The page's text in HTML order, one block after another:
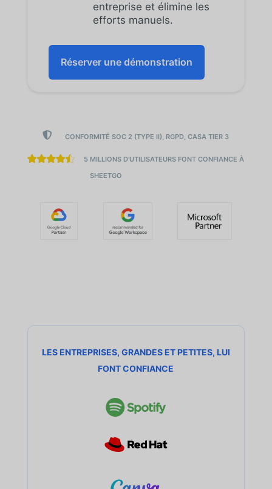
entreprise et élimine les
efforts manuels.
Réserver une démonstration
 CONFORMITÉ SOC 2 (TYPE II), RGPD, CASA TIER 3
5 MILLIONS D’UTILISATEURS FONT CONFIANCE À
SHEETGO
LES ENTREPRISES, GRANDES ET PETITES, LUI
FONT CONFIANCE